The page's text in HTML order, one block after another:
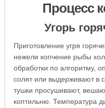
Процесс
Угорь
Приготовление угря
нежели копчение рыбы
обработки по алгоритму,
солят или выдерживают в
тушки просушивают,
коптильню. Температура